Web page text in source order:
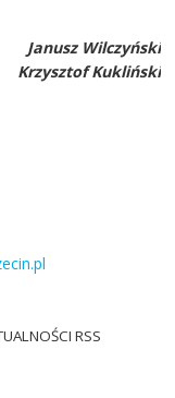
Janusz Wilczyński
Krzysztof Kukliński
RSS